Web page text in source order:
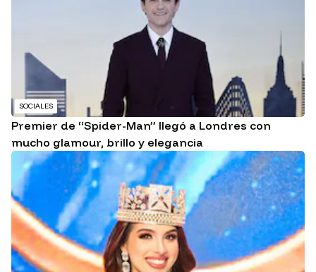
SOCIALES
Premier de “Spider-Man” llegó a Londres con
mucho glamour, brillo y elegancia